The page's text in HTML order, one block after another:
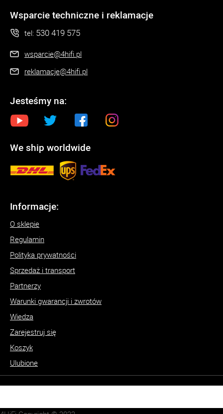
Wsparcie techniczne i reklamacje
tel: 530 419 575
wsparcie@4hifi.pl
reklamacje@4hifi.pl
Jesteśmy na:
We ship worldwide
Informacje:
O sklepie
Regulamin
Polityka prywatności
Sprzedaż i transport
Partnerzy
Warunki gwarancji i zwrotów
Wiedza
Zarejestruj się
Koszyk
Ulubione